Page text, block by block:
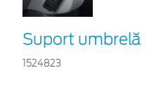
Suport umbrelă
1524823